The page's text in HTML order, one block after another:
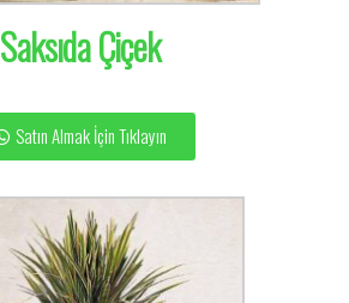
Saksıda Çiçek
Satın Almak İçin Tıklayın